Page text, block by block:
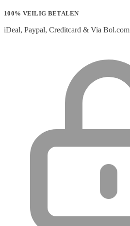
100% VEILIG BETALEN
iDeal, Paypal, Creditcard & Via Bol.com